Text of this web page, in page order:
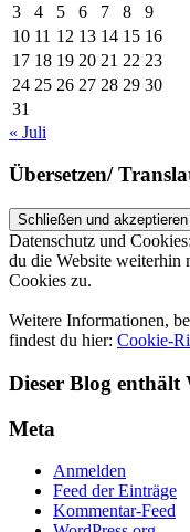
3
4 5 6 7 8
9
10 11 12 13 14 15 16
17 18 19 20 21 22 23
24 25 26 27 28 29 30
31
« Juli
Übersetzen/
Datenschutz und
du die Website weiterhin
Cookies zu.
Weitere Informationen,
findest du hier: Cookie-
Dieser Blog enthält
Meta
Anmelden
Feed der Einträge
Kommentar-Feed